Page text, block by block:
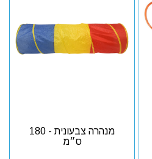
מנהרה צבעונית - 180
ס״מ